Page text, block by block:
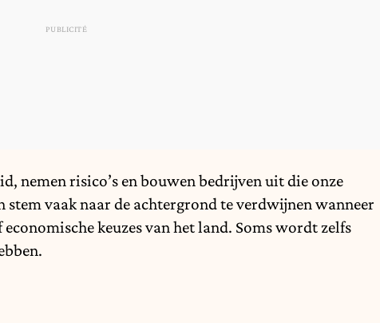
nemen risico’s en bouwen bedrijven uit die onze
vaak naar de achtergrond te verdwijnen wanneer
keuzes van het land. Soms wordt zelfs